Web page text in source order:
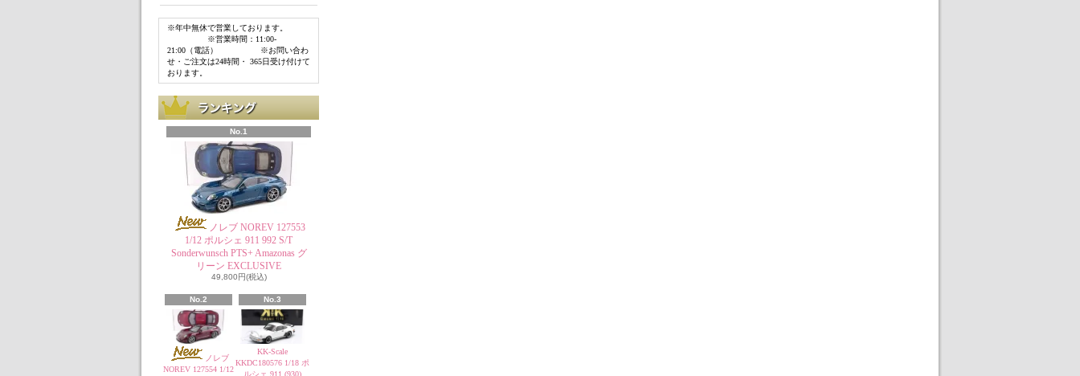
※年中無休で営業しております。
※営業時間：11:00-
21:00（電話） ※お問い合わ
せ・ご注文は24時間・ 365日受け付けて
おります。
No.1
ノレブ NOREV 127553
1/12 ポルシェ 911 992 S/T
Sonderwunsch PTS+ Amazonas グ
リーン EXCLUSIVE
49,800円(税込)
No.2
ノレブ
NOREV 127554 1/12
No.3
KK-Scale
KKDC180576 1/18 ポ
ルシェ 911 (930)